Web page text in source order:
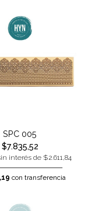
SPC 005
$7.835,52
interés de $2.611,84
con transferencia